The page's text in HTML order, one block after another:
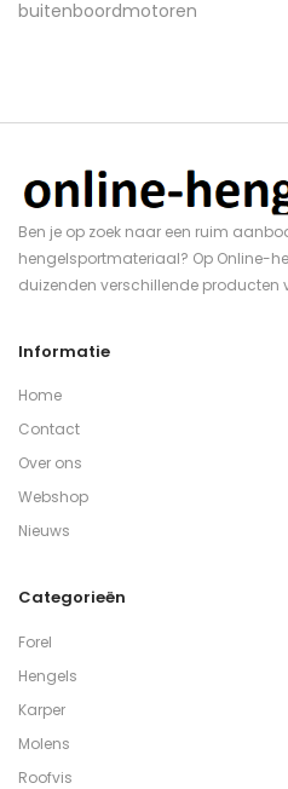
Ben je op zoek naar een ruim
hengelsportmateriaal? Op Online-
duizenden verschillende producten
Informatie
Home
Contact
Over ons
Webshop
Nieuws
Categorieën
Forel
Hengels
Karper
Molens
Roofvis